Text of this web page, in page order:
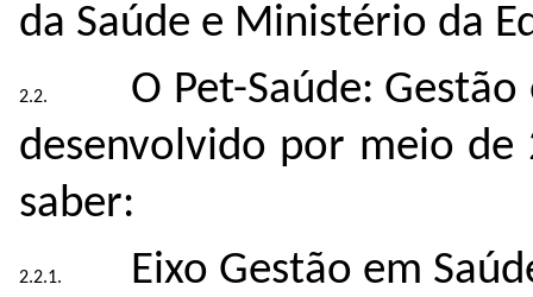
da Saúde e Ministério da
O Pet-Saúde:
desenvolvido por meio de
saber:
Eixo Gestão em